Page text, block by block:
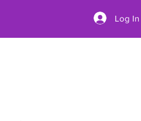
Log In